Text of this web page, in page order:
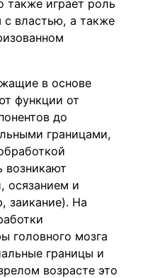
также играет роль
властью, а также
в основе
функции от
до
границами,
возникают
осязанием и
заикание). На
головного мозга
границы и
возрасте это